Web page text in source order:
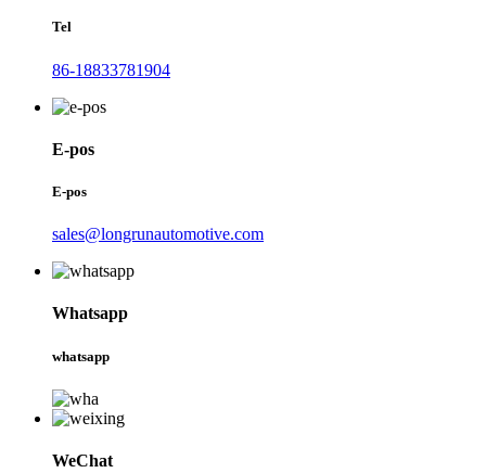
Tel
86-18833781904
E-pos
E-pos
sales@longrunautomotive.com
Whatsapp
whatsapp
WeChat